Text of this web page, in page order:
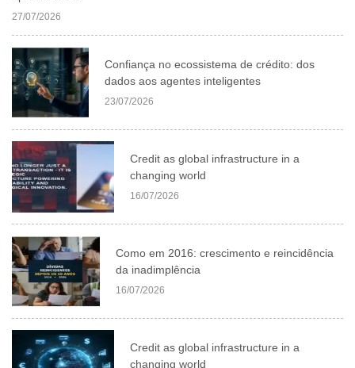
27/07/2026
Confiança no ecossistema de crédito: dos
dados aos agentes inteligentes
23/07/2026
Credit as global infrastructure in a
changing world
16/07/2026
Como em 2016: crescimento e reincidência
da inadimplência
16/07/2026
Credit as global infrastructure in a
changing world